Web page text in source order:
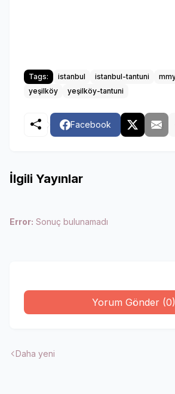
Tags: istanbul istanbul-tantuni
yeşilköy
yeşilköy-tantuni
Facebook
İlgili Yayınlar
Error: Sonuç bulunamadı
Yorum Gönder (0)
Daha yeni